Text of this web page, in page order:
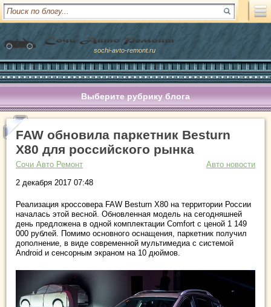
sochi-avto-remont.ru
Выберите рубрику блога
FAW обновила паркетник Besturn
X80 для российского рынка
Сочи Авто Ремонт
Авто новости
2 декабря 2017 07:48
Реализация кроссовера FAW Besturn X80 на территории России
началась этой весной. Обновленная модель на сегодняшней
день предложена в одной комплектации Comfort с ценой 1 149
000 рублей. Помимо основного оснащения, паркетник получил
дополнение, в виде современной мультимедиа с системой
Android и сенсорным экраном на 10 дюймов.